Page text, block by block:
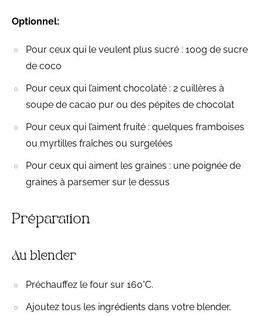
Optionnel:
Pour ceux qui le veulent plus sucré : 100g de sucre
de coco
Pour ceux qui l’aiment chocolaté : 2 cuillères à
soupe de cacao pur ou des pépites de chocolat
Pour ceux qui l’aiment fruité : quelques framboises
ou myrtilles fraîches ou surgelées
Pour ceux qui aiment les graines : une poignée de
graines à parsemer sur le dessus
Préparation
Au blender
Préchauffez le four sur 160°C.
Ajoutez tous les ingrédients dans votre blender,